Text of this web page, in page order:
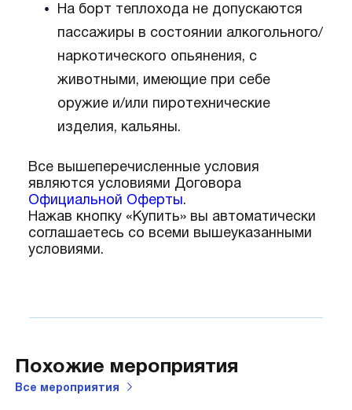
На борт теплохода не допускаются
пассажиры в состоянии алкогольного/
наркотического опьянения, с
животными, имеющие при себе
оружие и/или пиротехнические
изделия, кальяны.
Все вышеперечисленные условия
являются условиями Договора
Официальной Оферты.
Нажав кнопку «Купить» вы автоматически
соглашаетесь со всеми вышеуказанными
условиями.
Похожие мероприятия
Все мероприятия